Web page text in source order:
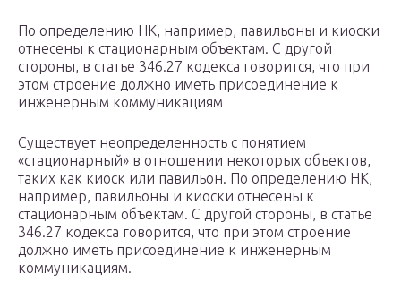
По определению НК, например, павильоны и киоски
отнесены к стационарным объектам. С другой
стороны, в статье 346.27 кодекса говорится, что при
этом строение должно иметь присоединение к
инженерным коммуникациям
Существует неопределенность с понятием
«стационарный» в отношении некоторых объектов,
таких как киоск или павильон. По определению НК,
например, павильоны и киоски отнесены к
стационарным объектам. С другой стороны, в статье
346.27 кодекса говорится, что при этом строение
должно иметь присоединение к инженерным
коммуникациям.